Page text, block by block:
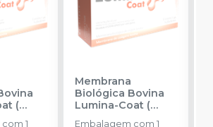
(
1
Membrana
Biológica Bovina
Lumina-Coat (
2x20x30mm)
Embalagem com 1